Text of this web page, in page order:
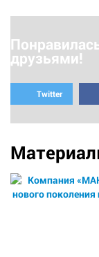
друзьями!
Twitter